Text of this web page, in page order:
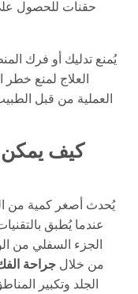
حقنات للحصول على
العلاج لمنع
العملية من قبل
كيف يمكن
يُحدث أصغر كمية من
عندما يُطبق
الجزء السفلي من
من خلالجراحة
الجلد وتكبير